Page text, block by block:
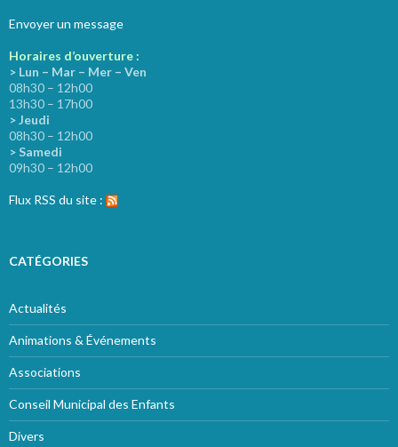
Envoyer un message
Horaires d’ouverture :
> Lun – Mar – Mer – Ven
08h30 – 12h00
13h30 – 17h00
> Jeudi
08h30 – 12h00
> Samedi
09h30 – 12h00
Flux RSS du site :
CATÉGORIES
Actualités
Animations & Événements
Associations
Conseil Municipal des Enfants
Divers